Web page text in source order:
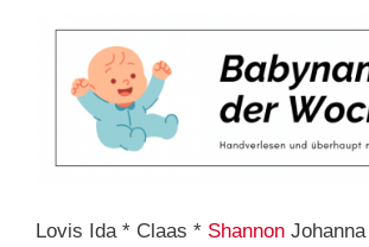
Lovis Ida * Claas * Shannon